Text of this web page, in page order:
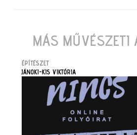
MÁS MŰVÉSZETI
ÉPÍTÉSZET
JÁNOKI-KIS VIKTÓRIA